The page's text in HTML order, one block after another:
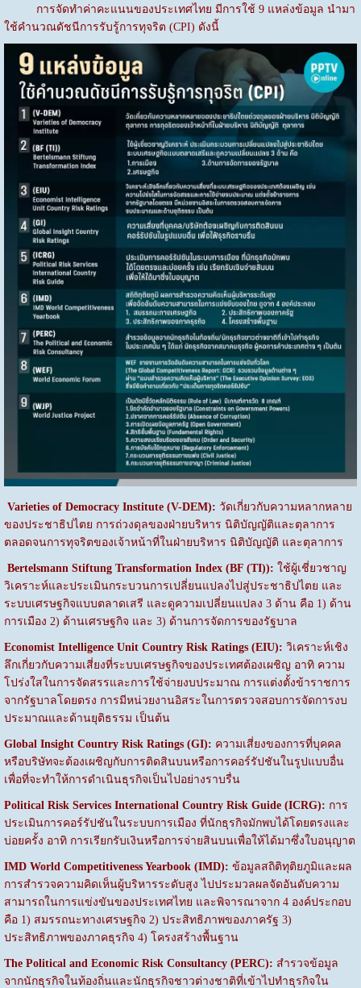
การจัดทำค่าคะแนนของประเทศไทย มีการใช้ 9 แหล่งข้อมูล นำมา
ใช้คำนวณดัชนีการรับรู้การทุจริต (CPI) ดังนี้
Varieties of Democracy Institute (V-DEM): วัดเกี่ยวกับความหลากหลาย
ของประชาธิปไตย การถ่วงดุลของฝ่ายบริหาร นิติบัญญัติและตุลาการ
ตลอดจนการทุจริตของเจ้าหน้าที่ในฝ่ายบริหาร นิติบัญญัติ และตุลาการ
Bertelsmann Stiftung Transformation Index (BF (TI)): ใช้ผู้เชี่ยวชาญ
วิเคราะห์และประเมินกระบวนการเปลี่ยนแปลงไปสู่ประชาธิปไตย และ
ระบบเศรษฐกิจแบบตลาดเสรี และดูความเปลี่ยนแปลง 3 ด้าน คือ 1) ด้าน
การเมือง 2) ด้านเศรษฐกิจ และ 3) ด้านการจัดการของรัฐบาล
Economist Intelligence Unit Country Risk Ratings (EIU): วิเคราะห์เชิง
ลึกเกี่ยวกับความเสี่ยงที่ระบบเศรษฐกิจของประเทศต้องเผชิญ อาทิ ความ
โปร่งใสในการจัดสรรและการใช้จ่ายงบประมาณ การแต่งตั้งข้าราชการ
จากรัฐบาลโดยตรง การมีหน่วยงานอิสระในการตรวจสอบการจัดการงบ
ประมาณและด้านยุติธรรม เป็นต้น
Global Insight Country Risk Ratings (GI): ความเสี่ยงของการที่บุคคล
หรือบริษัทจะต้องเผชิญกับการติดสินบนหรือการคอร์รัปชันในรูปแบบอื่น
เพื่อที่จะทำให้การดำเนินธุรกิจเป็นไปอย่างราบรื่น
Political Risk Services International Country Risk Guide (ICRG): การ
ประเมินการคอร์รัปชันในระบบการเมือง ที่นักธุรกิจมักพบได้โดยตรงและ
บ่อยครั้ง อาทิ การเรียกรับเงินหรือการจ่ายสินบนเพื่อให้ได้มาซึ่งใบอนุญาต
IMD World Competitiveness Yearbook (IMD): ข้อมูลสถิติทุติยภูมิและผล
การสำรวจความคิดเห็นผู้บริหารระดับสูง ไปประมวลผลจัดอันดับความ
สามารถในการแข่งขันของประเทศไทย และพิจารณาจาก 4 องค์ประกอบ
คือ 1) สมรรถนะทางเศรษฐกิจ 2) ประสิทธิภาพของภาครัฐ 3)
ประสิทธิภาพของภาคธุรกิจ 4) โครงสร้างพื้นฐาน
The Political and Economic Risk Consultancy (PERC): สำรวจข้อมูล
จากนักธุรกิจในท้องถิ่นและนักธุรกิจชาวต่างชาติที่เข้าไปทำธุรกิจใน